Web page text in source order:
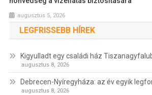
augusztus 5, 2026
LEGFRISSEBB HÍREK
Kigyulladt egy családi ház
augusztus 8, 2026
Debrecen-Nyíregyháza: az év egyik
augusztus 8, 2026